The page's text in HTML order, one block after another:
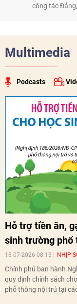
công tác
Multimedia
Podcasts
Hỗ trợ tiền ăn,
sinh trường phổ
18-07-2026 08:13 NHỊP
Chính phủ ban hành
quy định chính sách
phổ thông nội trú tại